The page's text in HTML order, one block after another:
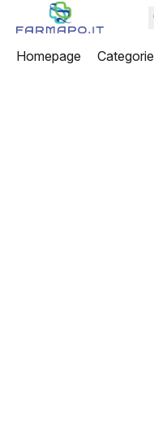
Homepage Categorie